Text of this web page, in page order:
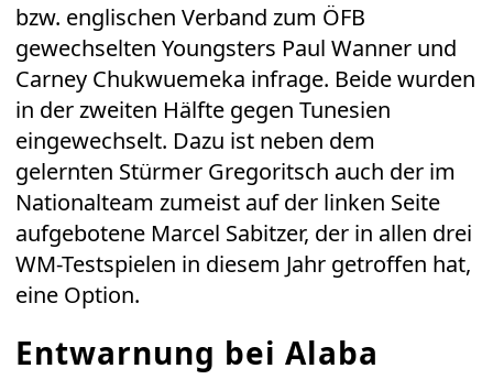
bzw. englischen Verband zum ÖFB
gewechselten Youngsters Paul Wanner und
Carney Chukwuemeka infrage. Beide wurden
in der zweiten Hälfte gegen Tunesien
eingewechselt. Dazu ist neben dem
gelernten Stürmer Gregoritsch auch der im
Nationalteam zumeist auf der linken Seite
aufgebotene Marcel Sabitzer, der in allen drei
WM-Testspielen in diesem Jahr getroffen hat,
eine Option.
Entwarnung bei Alaba